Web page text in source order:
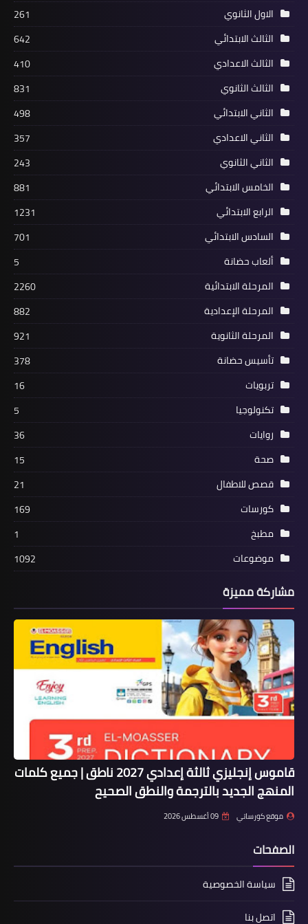
الاول الثانوي
261
الثالث الابتدائي
642
الثالث الاعدادي
410
الثالث الثانوي
831
الثاني الابتدائي
498
الثاني الاعدادي
357
الثاني الثانوي
243
الخامس الابتدائي
881
الرابع الابتدائي
1231
السادس الابتدائي
701
ألعاب حضانة
5
المرحلة الابتدائية
2260
المرحلة الإعدادية
882
المرحلة الثانوية
921
تأسيس حضانة
378
تربويات
16
تكنولوجيا
5
روايات
36
صحة
15
قصص للاطفال
21
كورسات
169
مطبخ
1
موضوعات
1092
مشاركة مميزة
قاموس إنجليزي ثالثة إعدادي 2027 ناطق | جميع كلمات
المنهج الجديد بالترجمة والنطق الصحيح
موقع كورساتي 09 أغسطس 2026
الصفحات
سياسة الخصوصية
اتصل بنا